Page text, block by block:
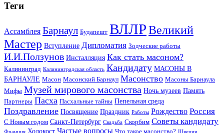
Теги
Ассамблея Барнаул Будапешт ВЛЛРВеликий
Мастер Вступление Дипломатия Зодческие работы
И.И.Ползунов Инсталляция Как стать масоном?
Калининград Калининградская область Кандидату МАСОНЫ В
БАРНАУЛЕ Масон Масонский Барнаул Масонство Масоны Барнаула
Мифы Музей мирового масонства Ночь музеев Память
Партнеры Пасха Пасхальные тайны Пепельная среда
Поздравление Посвящение Праздник Работы Рождество Россия
С Новым годом Санкт-Петербург Свадьба Скорбим Советы кандидату
Франция Холокост Частые вопросы Что такое масонство? Швеция